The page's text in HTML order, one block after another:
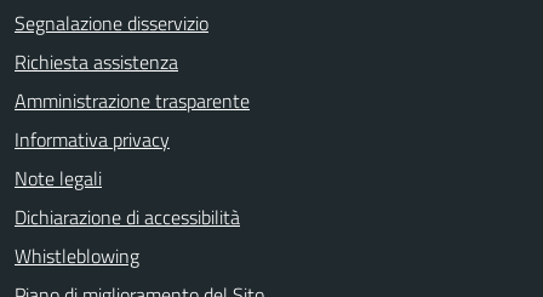
Segnalazione disservizio
Richiesta assistenza
Amministrazione trasparente
Informativa privacy
Note legali
Dichiarazione di accessibilità
Whistleblowing